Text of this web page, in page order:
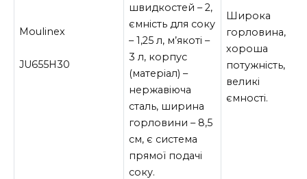
Moulinex
JU655H30
швидкостей – 2,
ємність для соку
– 1,25 л, м’якоті –
3 л, корпус
(матеріал) –
нержавіюча
сталь, ширина
горловини – 8,5
см, є система
прямої подачі
соку.
Широка
горловина,
хороша
потужність,
великі
ємності.